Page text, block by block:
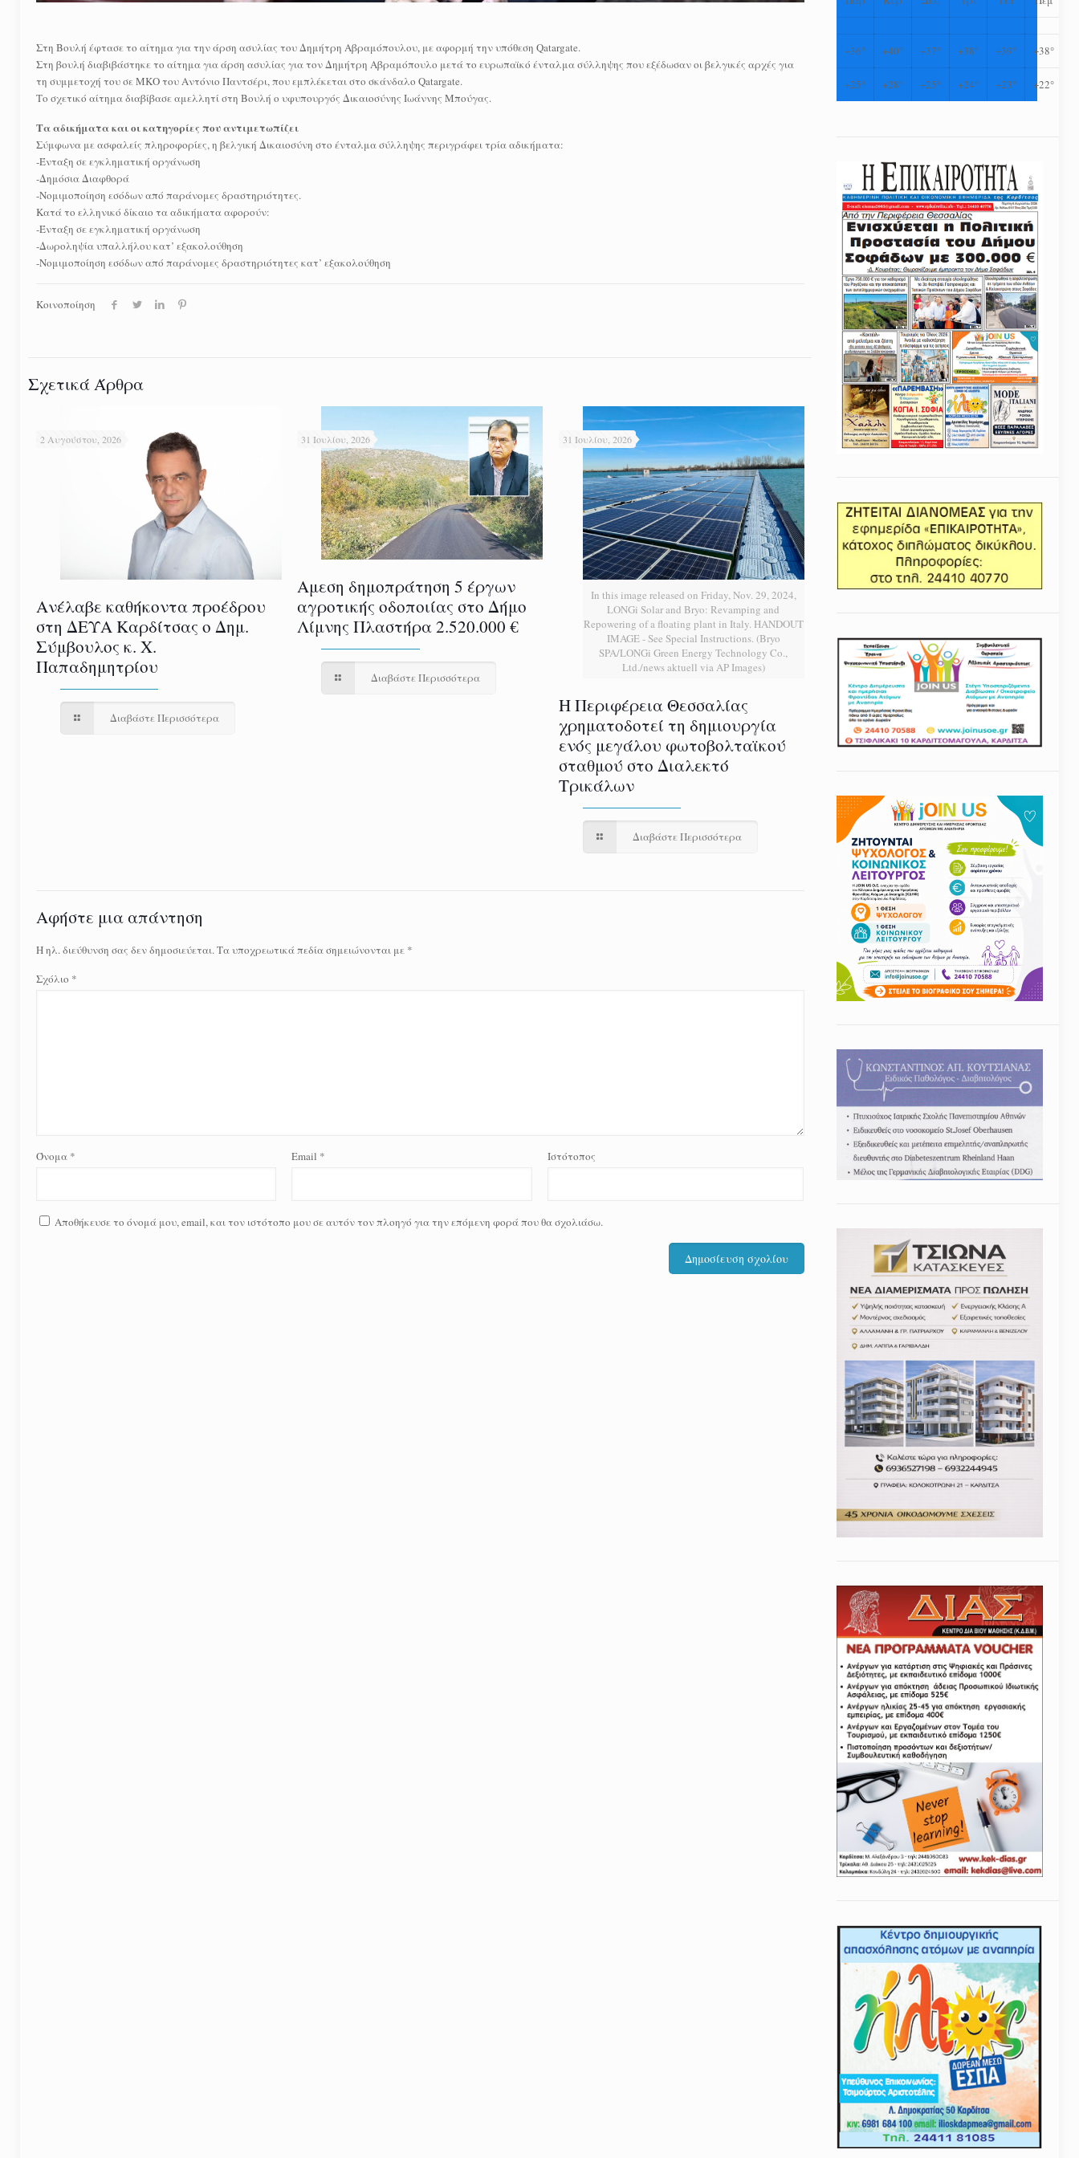
Στη Βουλή έφτασε το αίτημα για την άρση ασυλίας του Δημήτρη Αβραμόπουλου, με αφορμή την υπόθεση Qatargate.
Στη βουλή διαβιβάστηκε το αίτημα για άρση ασυλίας για τον Δημήτρη Αβραμόπουλο μετά το ευρωπαϊκό ένταλμα σύλληψης που εξέδωσαν οι βελγικές αρχές για
τη συμμετοχή του σε ΜΚΟ του Αντόνιο Παντσέρι, που εμπλέκεται στο σκάνδαλο Qatargate.
Το σχετικό αίτημα διαβίβασε αμελλητί στη Βουλή ο υφυπουργός Δικαιοσύνης Ιωάννης Μπούγας.
Τα αδικήματα και οι κατηγορίες που αντιμετωπίζει
Σύμφωνα με ασφαλείς πληροφορίες, η βελγική Δικαιοσύνη στο ένταλμα σύλληψης περιγράφει τρία αδικήματα:
-Ένταξη σε εγκληματική οργάνωση
-Δημόσια Διαφθορά
-Νομιμοποίηση εσόδων από παράνομες δραστηριότητες.
Κατά το ελληνικό δίκαιο τα αδικήματα αφορούν:
-Ένταξη σε εγκληματική οργάνωση
-Δωροληψία υπαλλήλου κατ’ εξακολούθηση
-Νομιμοποίηση εσόδων από παράνομες δραστηριότητες κατ’ εξακολούθηση
Κοινοποίηση
Σχετικά Άρθρα
2 Αυγούστου, 2026
Ανέλαβε καθήκοντα προέδρου
στη ΔΕΥΑ Καρδίτσας ο Δημ.
Σύμβουλος κ. Χ.
Παπαδημητρίου
Διαβάστε Περισσότερα
31 Ιουλίου, 2026
Αμεση δημοπράτηση 5 έργων
αγροτικής οδοποιίας στο Δήμο
Λίμνης Πλαστήρα 2.520.000 €
Διαβάστε Περισσότερα
In this image released on Friday, Nov. 29, 2024,
LONGi Solar and Bryo: Revamping and
Repowering of a floating plant in Italy. HANDOUT
IMAGE - See Special Instructions. (Bryo
SPA/LONGi Green Energy Technology Co.,
Ltd./news aktuell via AP Images)
31 Ιουλίου, 2026
H Περιφέρεια Θεσσαλίας
χρηματοδοτεί τη δημιουργία
ενός μεγάλου φωτοβολταϊκού
σταθμού στο Διαλεκτό
Τρικάλων
Διαβάστε Περισσότερα
Αφήστε μια απάντηση
Η ηλ. διεύθυνση σας δεν δημοσιεύεται.Τα υποχρεωτικά πεδία σημειώνονται με *
Σχόλιο *
Όνομα * Email * Ιστότοπος
Αποθήκευσε το όνομά μου, email, και τον ιστότοπο μου σε αυτόν τον πλοηγό για την επόμενη φορά που θα σχολιάσω.
+36° +40° +37° +38° +39° +38°
+25° +28° +25° +24° +23° +22°